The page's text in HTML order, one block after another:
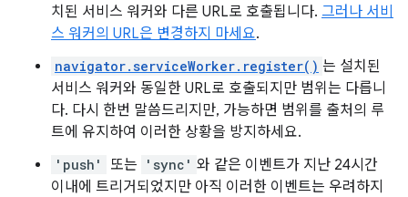
치된 서비스 워커와 다른 URL로 호출됩니다. 그러나 서비
스 워커의 URL은 변경하지 마세요.
navigator.serviceWorker.register() 는 설치된
서비스 워커와 동일한 URL로 호출되지만 범위는 다릅니
다. 다시 한번 말씀드리지만, 가능하면 범위를 출처의 루
트에 유지하여 이러한 상황을 방지하세요.
'push' 또는 'sync' 와 같은 이벤트가 지난 24시간
이내에 트리거되었지만 아직 이러한 이벤트는 우려하지